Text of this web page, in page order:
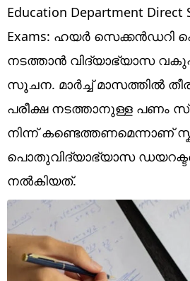
world
Technology
Web Story
Photo
Short Videos
Education Department Direct
Exams: ഹയർ സെക്കൻഡറി
നടത്താൻ വിദ്യാഭ്യാസ
സൂചന. മാർച്ച് മാസത്തിൽ
പരീക്ഷ നടത്താനുള്ള പണം
നിന്ന് കണ്ടെത്തണമെന്നാണ്
പൊതുവിദ്യാഭ്യാസ ഡയറക്ടർ
നൽകിയത്.